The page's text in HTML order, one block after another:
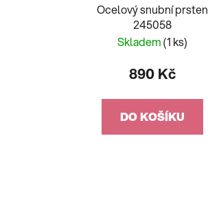
Ocelový snubní prsten
245058
Skladem(1 ks)
890 Kč
DO KOŠÍKU